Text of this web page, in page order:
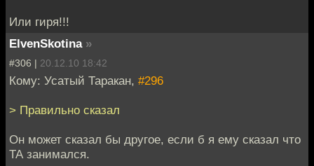
Или гиря!!!
ElvenSkotina »
#306 | 20.12.10 18:42
Кому: Усатый Таракан, #296
> Правильно сказал
Он может сказал бы другое, если б я ему сказал что
ТА занимался.